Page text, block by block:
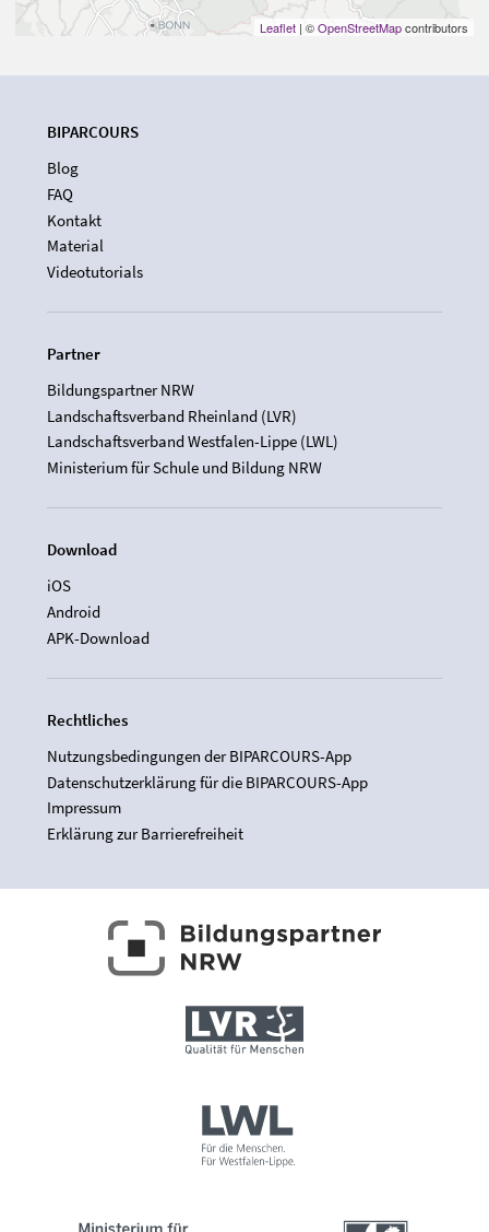
Leaflet | ©OpenStreetMapcontributors
BIPARCOURS
Blog
FAQ
Kontakt
Material
Videotutorials
Partner
Bildungspartner NRW
Landschaftsverband Rheinland (LVR)
Landschaftsverband Westfalen-Lippe (LWL)
Ministerium für Schule und Bildung NRW
Download
iOS
Android
APK-Download
Rechtliches
Nutzungsbedingungen der BIPARCOURS-App
Datenschutzerklärung für die BIPARCOURS-App
Impressum
Erklärung zur Barrierefreiheit